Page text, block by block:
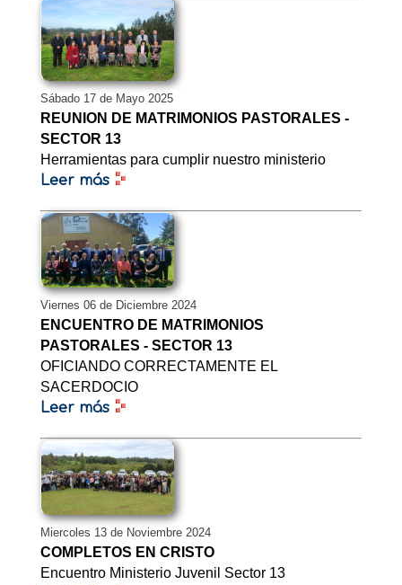
Sábado 17 de Mayo 2025
REUNION DE MATRIMONIOS PASTORALES -
SECTOR 13
Herramientas para cumplir nuestro ministerio
Leer más
Viernes 06 de Diciembre 2024
ENCUENTRO DE MATRIMONIOS
PASTORALES - SECTOR 13
OFICIANDO CORRECTAMENTE EL
SACERDOCIO
Leer más
Miercoles 13 de Noviembre 2024
COMPLETOS EN CRISTO
Encuentro Ministerio Juvenil Sector 13